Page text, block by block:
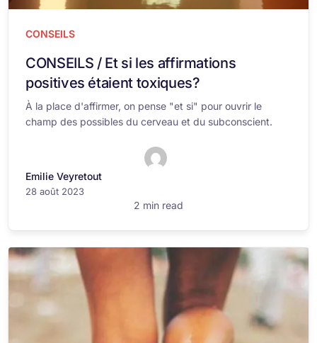
CONSEILS
CONSEILS / Et si les affirmations
positives étaient toxiques?
À la place d'affirmer, on pense "et si" pour ouvrir le
champ des possibles du cerveau et du subconscient.
Emilie Veyretout
28 août 2023
2 min read